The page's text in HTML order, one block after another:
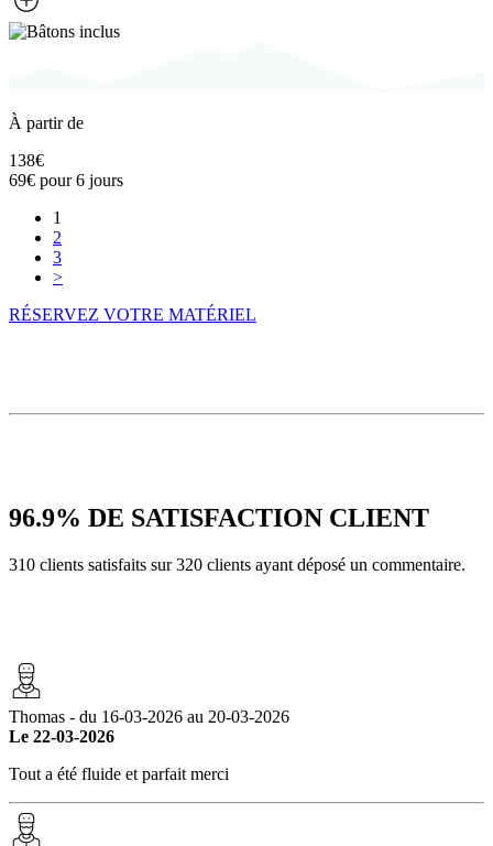
À partir de
138€
69€ pour 6 jours
1
2
3
>
RÉSERVEZ VOTRE MATÉRIEL
96.9% DE SATISFACTION CLIENT
310 clients satisfaits sur 320 clients ayant déposé un commentaire.
Thomas - du 16-03-2026 au 20-03-2026
Le 22-03-2026
Tout a été fluide et parfait merci